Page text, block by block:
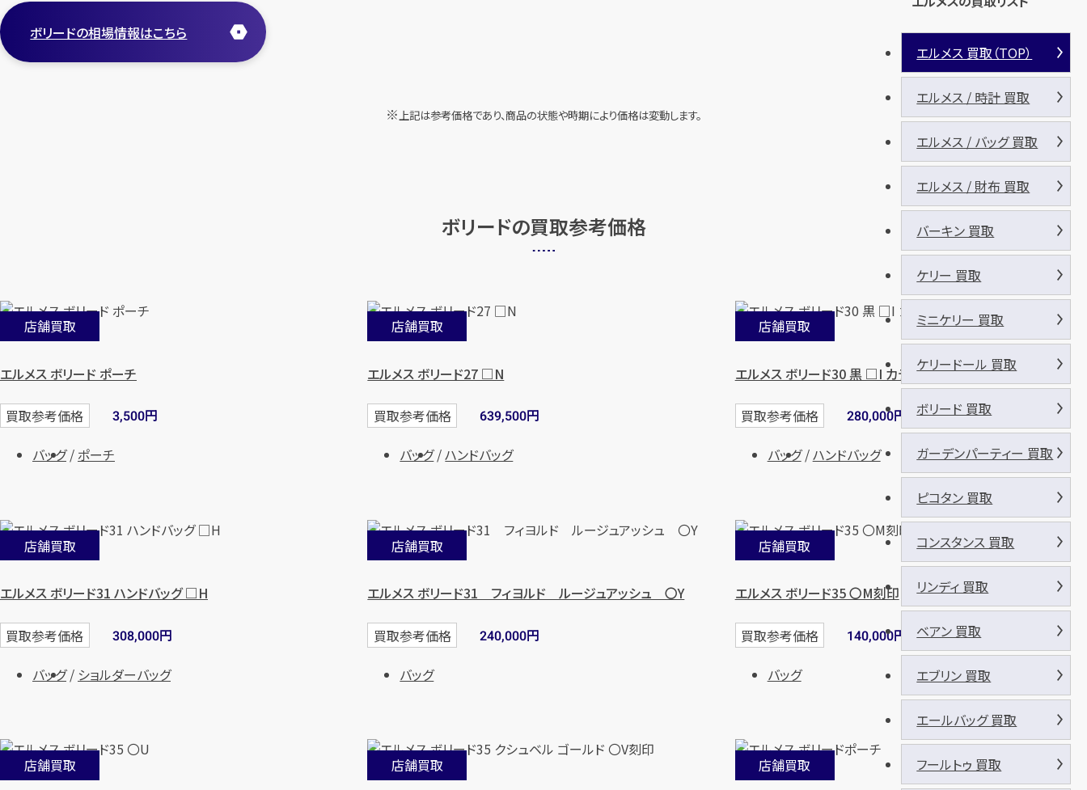
ボリードの相場情報はこちら
上記は参考価格であり、商品の状態や時期により価格は変動します。
ボリードの買取参考価格
店舗買取
エルメス ボリード ポーチ
買取参考価格 3,500円
バッグ ポーチ
店舗買取
エルメス ボリード27 □N
買取参考価格 639,500円
バッグ ハンドバッグ
店舗買取
エルメス ボリード30 黒 □I カデナ クロシェット
買取参考価格 280,000円
バッグ ハンドバッグ
店舗買取
エルメス ボリード31 ハンドバッグ □H
買取参考価格 308,000円
バッグ ショルダーバッグ
店舗買取
エルメス ボリード31 フィヨルド ルージュアッシュ 〇Y
買取参考価格 240,000円
バッグ
店舗買取
エルメス ボリード35 〇M刻印
買取参考価格 140,000円
バッグ
店舗買取 店舗買取 店舗買取
エルメス 買取（TOP）
エルメス / 時計 買取
エルメス / バッグ 買取
エルメス / 財布 買取
バーキン 買取
ケリー 買取
ミニケリー 買取
ケリードール 買取
ボリード 買取
ガーデンパーティー 買取
ピコタン 買取
コンスタンス 買取
リンディ 買取
ベアン 買取
エブリン 買取
エールバッグ 買取
フールトゥ 買取